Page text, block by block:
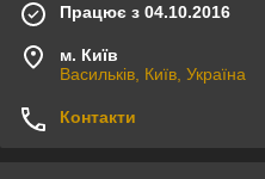
Працює з 04.10.2016
м. Київ
Васильків, Київ, Україна
Контакти